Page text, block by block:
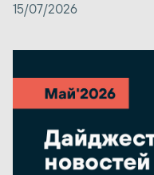
15/07/2026